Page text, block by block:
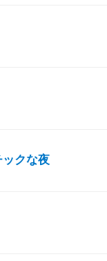
クな夜